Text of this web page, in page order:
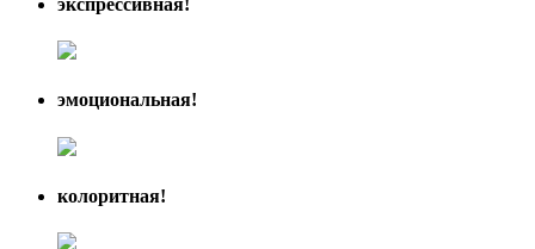
эмоциональная!
колоритная!